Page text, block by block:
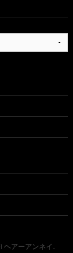
ヘアーアンネイ.